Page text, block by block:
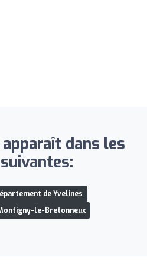
dans les
de Yvelines
le-Bretonneux